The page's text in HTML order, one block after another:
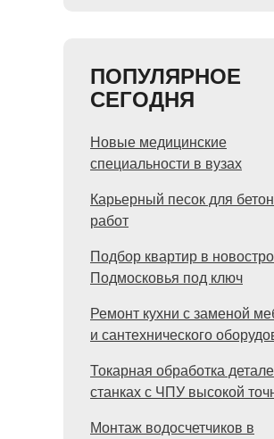
ПОПУЛЯРНОЕ
СЕГОДНЯ
Новые медицинские
специальности в вузах
Карьерный песок для
работ
Подбор квартир в
Подмосковья под ключ
Ремонт кухни с заменой
и сантехнического
Токарная обработка
станках с ЧПУ высокой
Монтаж водосчетчиков в